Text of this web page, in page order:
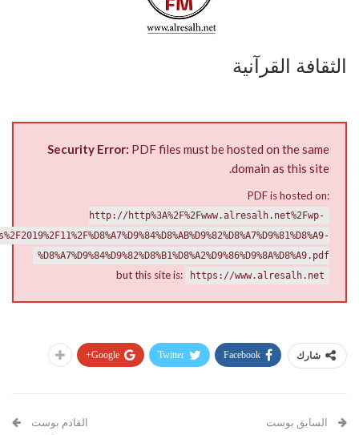
الثقافة القرآنية
Security Error: PDF files must be hosted on the same
domain as this site.
PDF is hosted on:
http://http%3A%2F%2Fwww.alresalh.net%2Fwp-
%D8%A7%D9%84%D9%82%D8%B1%D8%A2%D9%86%D9%8A%D8%A9.pdf
but this site is: https://www.alresalh.net
شارك Facebook
Twitter
Google+
السابق بوست القادم بوست